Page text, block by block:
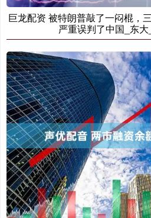
巨龙配资 被特朗普敲了一闷棍，
严重误判了中国_东